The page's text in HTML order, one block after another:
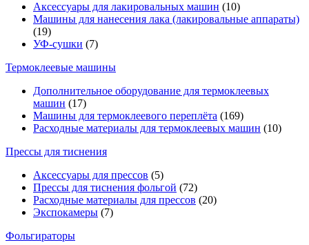
Аксессуары для лакировальных машин (10)
Машины для нанесения лака (лакировальные аппараты)
(19)
УФ-сушки (7)
Термоклеевые машины
Дополнительное оборудование для термоклеевых
машин (17)
Машины для термоклеевого переплёта (169)
Расходные материалы для термоклеевых машин (10)
Прессы для тиснения
Аксессуары для прессов (5)
Прессы для тиснения фольгой (72)
Расходные материалы для прессов (20)
Экспокамеры (7)
Фольгираторы